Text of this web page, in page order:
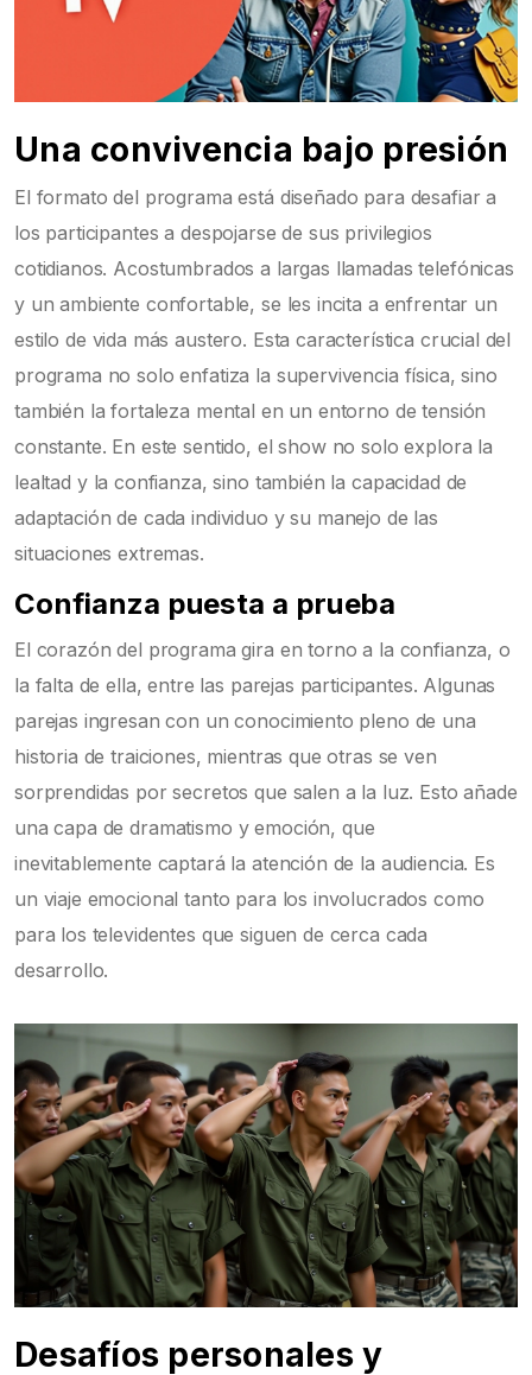
Una convivencia bajo presión
El formato del programa está diseñado para desafiar a
los participantes a despojarse de sus privilegios
cotidianos. Acostumbrados a largas llamadas telefónicas
y un ambiente confortable, se les incita a enfrentar un
estilo de vida más austero. Esta característica crucial del
programa no solo enfatiza la supervivencia física, sino
también la fortaleza mental en un entorno de tensión
constante. En este sentido, el show no solo explora la
lealtad y la confianza, sino también la capacidad de
adaptación de cada individuo y su manejo de las
situaciones extremas.
Confianza puesta a prueba
El corazón del programa gira en torno a la confianza, o
la falta de ella, entre las parejas participantes. Algunas
parejas ingresan con un conocimiento pleno de una
historia de traiciones, mientras que otras se ven
sorprendidas por secretos que salen a la luz. Esto añade
una capa de dramatismo y emoción, que
inevitablemente captará la atención de la audiencia. Es
un viaje emocional tanto para los involucrados como
para los televidentes que siguen de cerca cada
desarrollo.
Desafíos personales y